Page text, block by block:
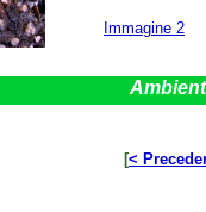
Immagine 2
[<